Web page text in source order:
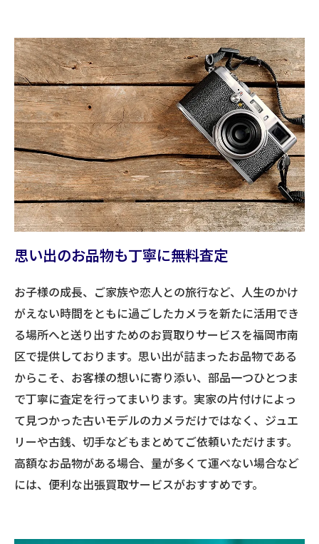
思い出のお品物も丁寧に無料査定
お子様の成長、ご家族や恋人との旅行など、人生のかけ
がえない時間をともに過ごしたカメラを新たに活用でき
る場所へと送り出すためのお買取りサービスを福岡市南
区で提供しております。思い出が詰まったお品物である
からこそ、お客様の想いに寄り添い、部品一つひとつま
で丁寧に査定を行ってまいります。実家の片付けによっ
て見つかった古いモデルのカメラだけではなく、ジュエ
リーや古銭、切手などもまとめてご依頼いただけます。
高額なお品物がある場合、量が多くて運べない場合など
には、便利な出張買取サービスがおすすめです。